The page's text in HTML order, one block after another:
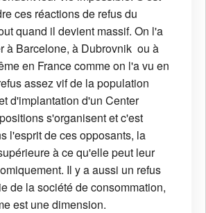
ces réactions de refus du
quand il devient massif. On l'a
à Barcelone, à Dubrovnik ou à
en France comme on l'a vu en
assez vif de la population
d'implantation d'un Center
s'organisent et c'est
l'esprit de ces opposants, la
à ce qu'elle peut leur
Il y a aussi un refus
de la société de consommation,
est une dimension.